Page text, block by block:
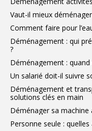
Vaut-il mieux
Comment faire pour
Déménagement : qui
?
Déménagement :
Un salarié doit-il suivre
Déménagement et
solutions clés en main
Déménager sa
Personne seule :